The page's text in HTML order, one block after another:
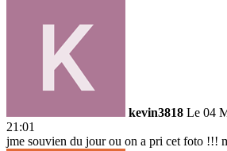
kevin3818 Le 04
21:01
jme souvien du jour ou on a pri cet foto !!!